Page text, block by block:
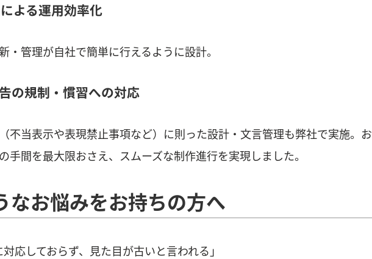
よる運用効率化
・管理が自社で簡単に行えるように設計。
の規制・慣習への対応
不当表示や表現禁止事項など）に則った設計・文言管理も弊社で実施。お
手間を最大限おさえ、スムーズな制作進行を実現しました。
なお悩みをお持ちの方へ
対応しておらず、見た目が古いと言われる」